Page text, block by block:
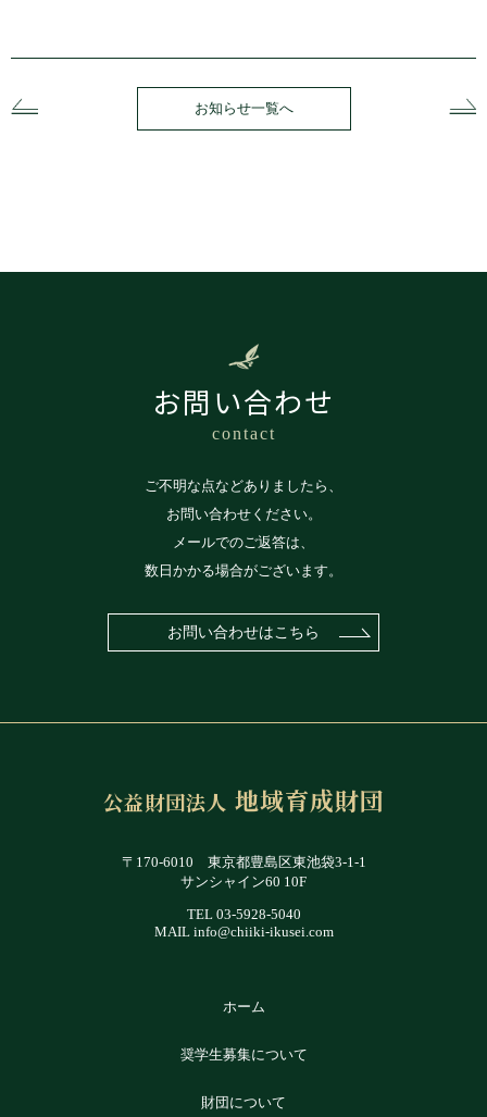
お知らせ一覧へ
お問い合わせ
contact
ご不明な点などありましたら、
お問い合わせください。
メールでのご返答は、
数日かかる場合がございます。
お問い合わせはこちら
公益財団法人 地域育成財団
〒170-6010 東京都豊島区東池袋3-1-1
サンシャイン60 10F
TEL 03-5928-5040
MAIL info@chiiki-ikusei.com
ホーム
奨学生募集について
財団について